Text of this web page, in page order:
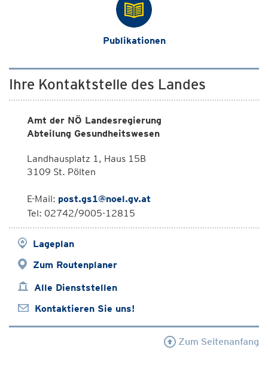
Publikationen
Ihre Kontaktstelle des Landes
Amt der NÖ Landesregierung
Abteilung Gesundheitswesen
Landhausplatz 1, Haus 15B
3109 St. Pölten
E-Mail: post.gs1@noel.gv.at
Tel: 02742/9005-12815
Lageplan
Zum Routenplaner
Alle Dienststellen
Kontaktieren Sie uns!
Zum Seitenanfang